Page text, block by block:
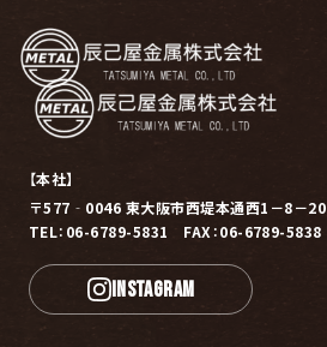
TOP
BUSINESS
事業内容一覧
非鉄金属材料販売×スリッター加工
CCAC
【本社】
〒577‐0046 東大阪市西堤本通西1－8－20
TEL：06-6789-5831 FAX：06-6789-5838
INSTAGRAM